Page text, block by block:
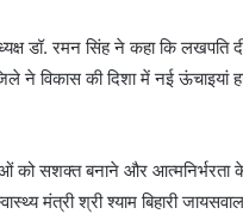
डॉ. रमन सिंह ने कहा कि लखपति
ने विकास की दिशा में नई ऊंचाइयां
को सशक्त बनाने और आत्मनिर्भरता
मंत्री श्री श्याम बिहारी